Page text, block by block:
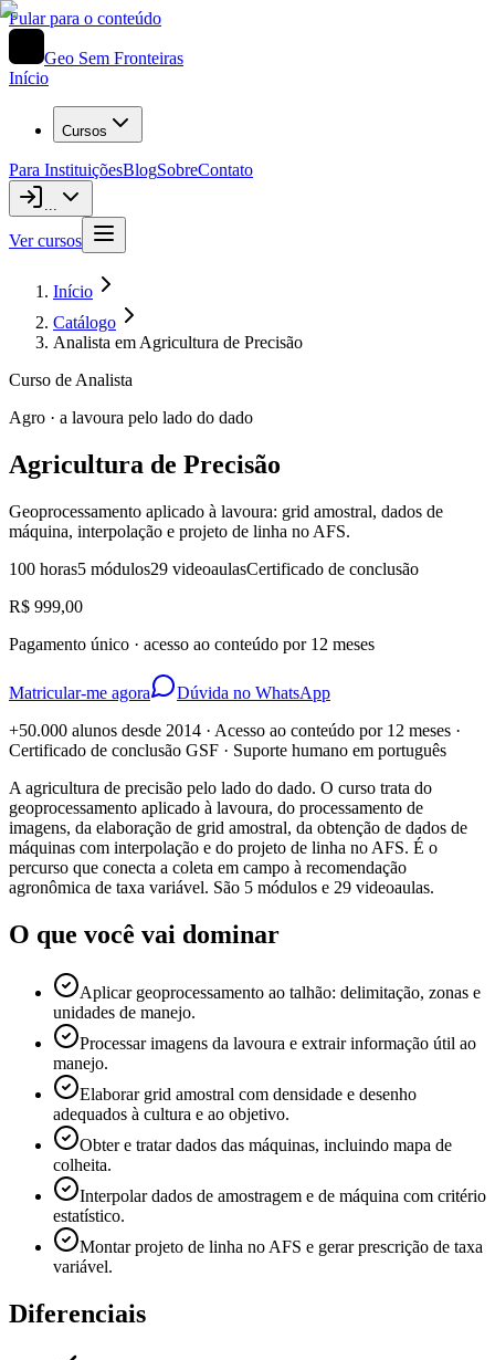
Pular para o conteúdo
Geo Sem Fronteiras
Início
Cursos
Para InstituiçõesBlogSobreContato
...
Ver cursos
Início
Catálogo
Analista em Agricultura de Precisão
Curso de Analista
Agro · a lavoura pelo lado do dado
Agricultura de Precisão
Geoprocessamento aplicado à lavoura: grid amostral, dados de
máquina, interpolação e projeto de linha no AFS.
100 horas5 módulos29 videoaulasCertificado de conclusão
R$ 999,00
Pagamento único · acesso ao conteúdo por 12 meses
Matricular-me agora
Dúvida no WhatsApp
+50.000 alunos desde 2014 · Acesso ao conteúdo por 12 meses ·
Certificado de conclusão GSF · Suporte humano em português
A agricultura de precisão pelo lado do dado. O curso trata do
geoprocessamento aplicado à lavoura, do processamento de
imagens, da elaboração de grid amostral, da obtenção de dados de
máquinas com interpolação e do projeto de linha no AFS. É o
percurso que conecta a coleta em campo à recomendação
agronômica de taxa variável. São 5 módulos e 29 videoaulas.
O que você vai dominar
Aplicar geoprocessamento ao talhão: delimitação, zonas e
unidades de manejo.
Processar imagens da lavoura e extrair informação útil ao
manejo.
Elaborar grid amostral com densidade e desenho
adequados à cultura e ao objetivo.
Obter e tratar dados das máquinas, incluindo mapa de
colheita.
Interpolar dados de amostragem e de máquina com critério
estatístico.
Montar projeto de linha no AFS e gerar prescrição de taxa
variável.
Diferenciais